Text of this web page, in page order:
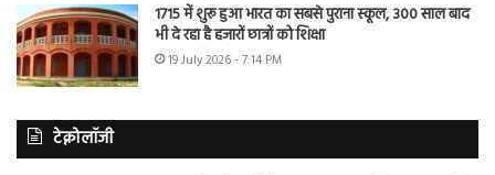
1715 में शुरू हुआ भारत का सबसे पुराना स्कूल, 300 साल बाद
भी दे रहा है हजारों छात्रों को शिक्षा
19 July 2026 - 7:14 PM
टेक्नोलॉजी